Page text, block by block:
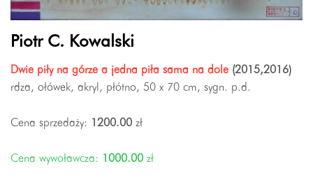
Piotr C. Kowalski
Dwie piły na górze a jedna piła sama na dole (2015,2016)
rdza, ołówek, akryl, płótno, 50 x 70 cm, sygn. p.d.
Cena sprzedaży: 1200.00 zł
Cena wywoławcza: 1000.00 zł